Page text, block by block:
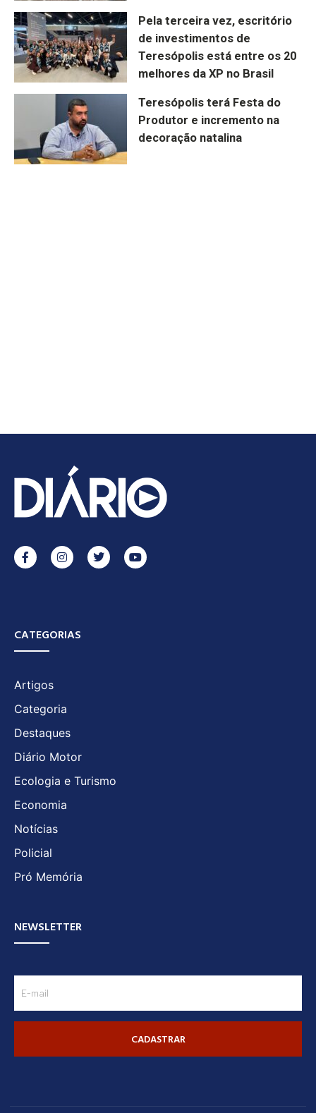
Pela terceira vez, escritório
de investimentos de
Teresópolis está entre os 20
melhores da XP no Brasil
Teresópolis terá Festa do
Produtor e incremento na
decoração natalina
CATEGORIAS
Artigos
Categoria
Destaques
Diário Motor
Ecologia e Turismo
Economia
Notícias
Policial
Pró Memória
NEWSLETTER
CADASTRAR